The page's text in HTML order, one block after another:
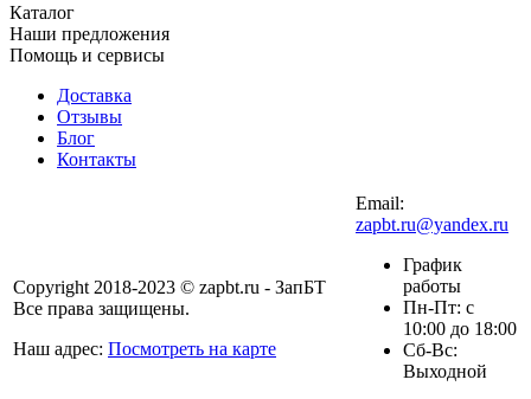
Каталог
Наши предложения
Помощь и сервисы
Доставка
Отзывы
Блог
Контакты
Copyright 2018-2023 © zapbt.ru - ЗапБТ
Все права защищены.
Наш адрес: Посмотреть на карте
Email:
zapbt.ru@yandex.ru
График
работы
Пн-Пт: с
10:00 до 18:00
Сб-Вс:
Выходной